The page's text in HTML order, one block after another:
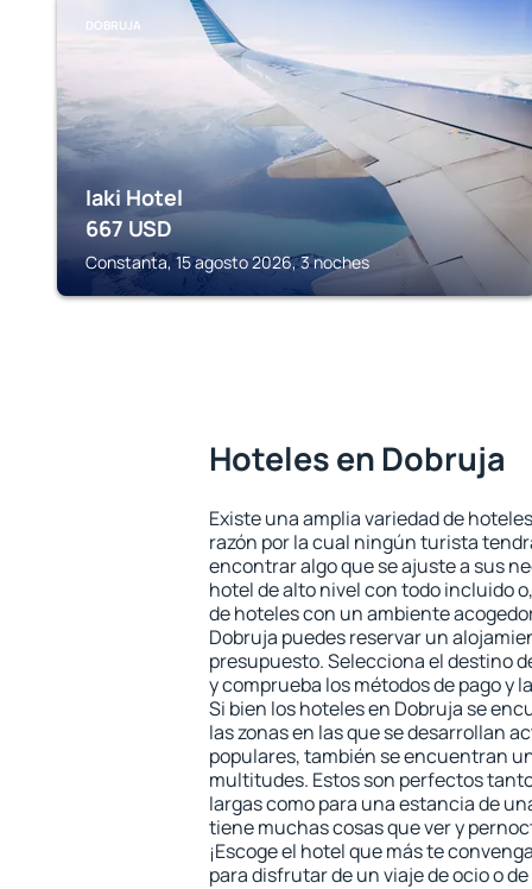
DOBRUJA
Iaki Hotel
667 USD
Constanta, 15 agosto 2026, 3 noches
Hoteles en Dobruja
Existe una amplia variedad de
razón por la cual ningún turista
encontrar algo que se ajuste a sus
hotel de alto nivel con todo incluido
de hoteles con un ambiente
Dobruja puedes reservar un
presupuesto. Selecciona el destino
y comprueba los métodos de pago y
Si bien los hoteles en Dobruja se
las zonas en las que se desarrollan
populares, también se encuentran
multitudes. Estos son perfectos
largas como para una estancia de
tiene muchas cosas que ver y
¡Escoge el hotel que más te
para disfrutar de un viaje de ocio o